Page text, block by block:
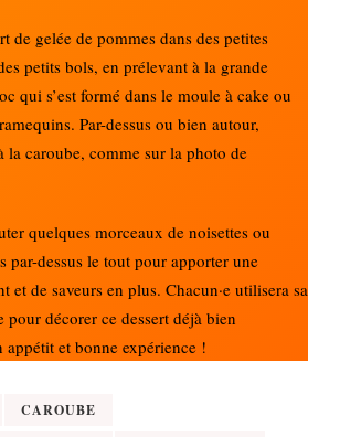
de gelée de pommes dans des petites
petits bols, en prélevant à la grande
qui s’est formé dans le moule à cake ou
Par-dessus ou bien autour,
la caroube, comme sur la photo de
quelques morceaux de noisettes ou
par-dessus le tout pour apporter une
et de saveurs en plus. Chacun·e utilisera sa
décorer ce dessert déjà bien
et bonne expérience !
CAROUBE